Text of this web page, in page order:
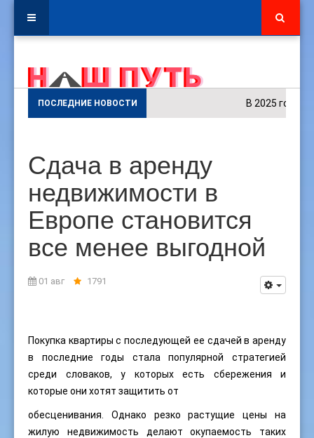
ПОСЛЕДНИЕ НОВОСТИ В 2025 году в
Сдача в аренду
недвижимости в
Европе становится
все менее выгодной
01 авг 1791
Покупка квартиры с последующей ее сдачей в аренду
в последние годы стала популярной стратегией
среди словаков, у которых есть сбережения и
которые они хотят защитить от
обесценивания. Однако резко растущие цены на
жилую недвижимость делают окупаемость таких